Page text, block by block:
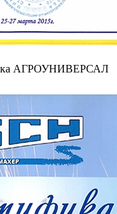
АГРОУНИВЕРСАЛ